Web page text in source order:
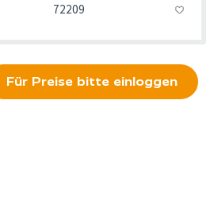
72209
Für Preise bitte einloggen